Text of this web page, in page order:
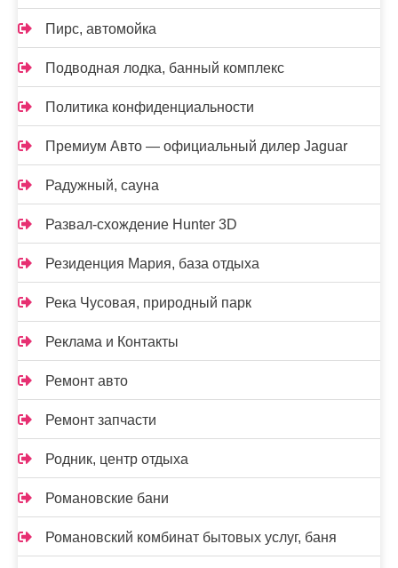
Пирс, автомойка
Подводная лодка, банный комплекс
Политика конфиденциальности
Премиум Авто — официальный дилер Jaguar
Радужный, сауна
Развал-схождение Hunter 3D
Резиденция Мария, база отдыха
Река Чусовая, природный парк
Реклама и Контакты
Ремонт авто
Ремонт запчасти
Родник, центр отдыха
Романовские бани
Романовский комбинат бытовых услуг, баня